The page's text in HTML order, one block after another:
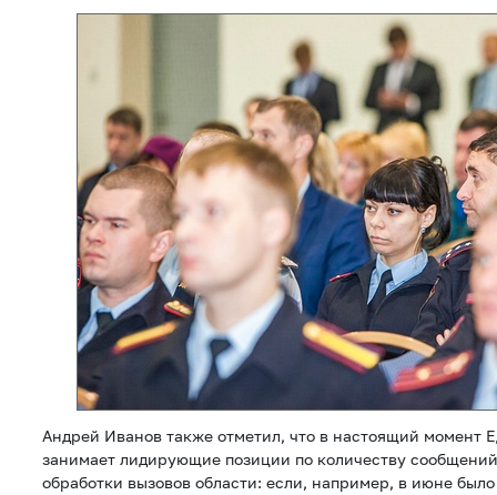
Андрей Иванов также отметил, что в настоящий момент
занимает лидирующие позиции по количеству
обработки вызовов области: если, например, в июне